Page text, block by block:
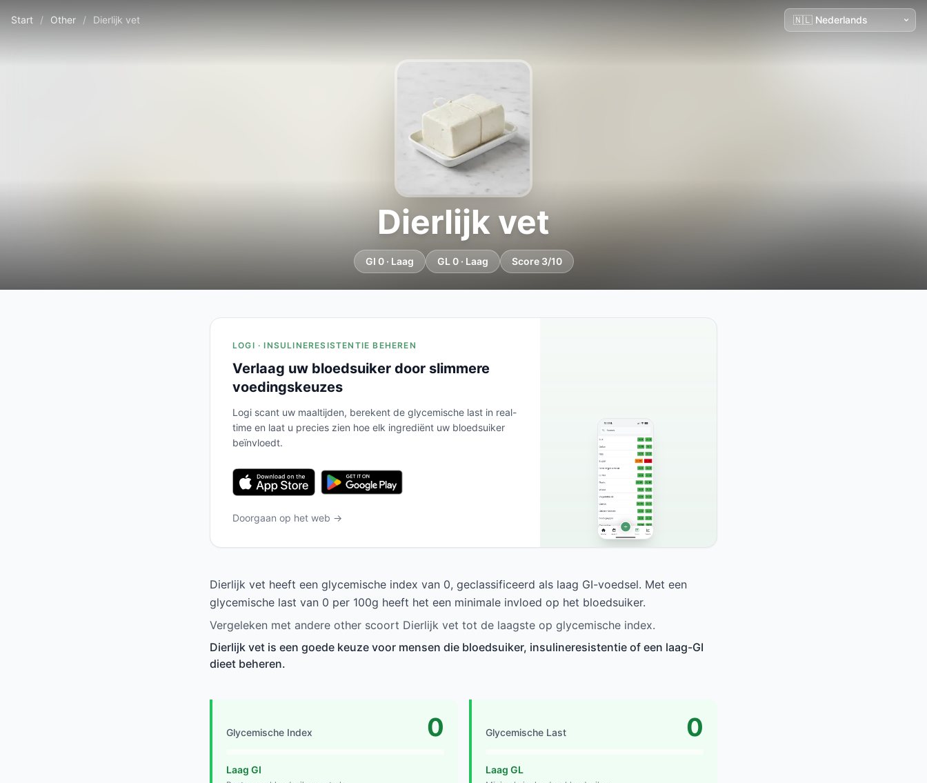
Start / Other / Dierlijk vet
Dierlijk vet
GI 0 · Laag GL 0 · Laag Score 3/10
LOGI · INSULINERESISTENTIE BEHEREN
Verlaag uw bloedsuiker door slimmere
voedingskeuzes
Logi scant uw maaltijden, berekent de glycemische last in real-
time en laat u precies zien hoe elk ingrediënt uw bloedsuiker
beïnvloedt.
Doorgaan op het web →
Dierlijk vet heeft een glycemische index van 0, geclassificeerd als laag GI-voedsel. Met een
glycemische last van 0 per 100g heeft het een minimale invloed op het bloedsuiker.
Vergeleken met andere other scoort Dierlijk vet tot de laagste op glycemische index.
Dierlijk vet is een goede keuze voor mensen die bloedsuiker, insulineresistentie of een laag-GI
dieet beheren.
Glycemische Index 0
Laag GI
Glycemische Last 0
Laag GL